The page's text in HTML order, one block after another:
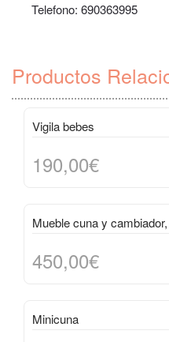
Telefono: 690363995
Productos
Vigila bebes
190,00€
Mueble cuna y
450,00€
Minicuna